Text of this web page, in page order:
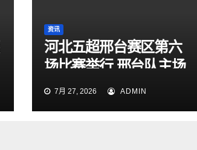
资讯
河北五超邢台赛区第六
场比赛举行 邢台队主场
15:1大胜雄安新区队
7月 27, 2026 ADMIN